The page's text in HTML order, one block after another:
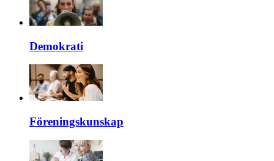
Demokrati
Föreningskunskap